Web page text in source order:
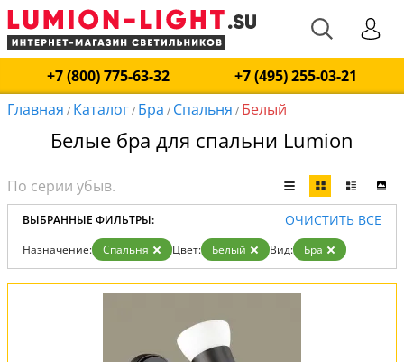
+7 (800) 775-63-32
+7 (495) 255-03-21
Главная / Каталог/ Бра / Спальня / Белый
Белые бра для спальни Lumion
ВЫБРАННЫЕ ФИЛЬТРЫ: ОЧИСТИТЬ ВСЕ
Назначение: Спальня Цвет: Белый Вид: Бра